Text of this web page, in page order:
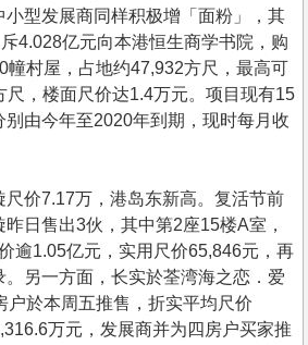
型发展商同样积极增「面粉」，其
4.028亿元向本港恒生商学书院，购
幢村屋，占地约47,932方尺，最高可
尺，楼面尺价达1.4万元。项目现有15
由今年至2020年到期，现时每月收
尺价7.17万，港岛东新高。复活节前
日售出3伙，其中第2座15楼A室，
逾1.05亿元，实用尺价65,846元，再
另一方面，长实於荃湾海之恋．爱
户於本周五推售，折实平均尺价
万元，发展商并为四房户买家推